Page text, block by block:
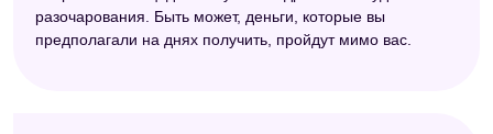
разочарования. Быть может, деньги, которые вы
предполагали на днях получить, пройдут мимо вас.